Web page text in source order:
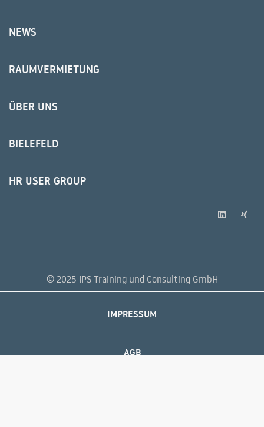
NEWS
RAUMVERMIETUNG
ÜBER UNS
BIELEFELD
HR USER GROUP
© 2025 IPS Training und Consulting GmbH
IMPRESSUM
AGB